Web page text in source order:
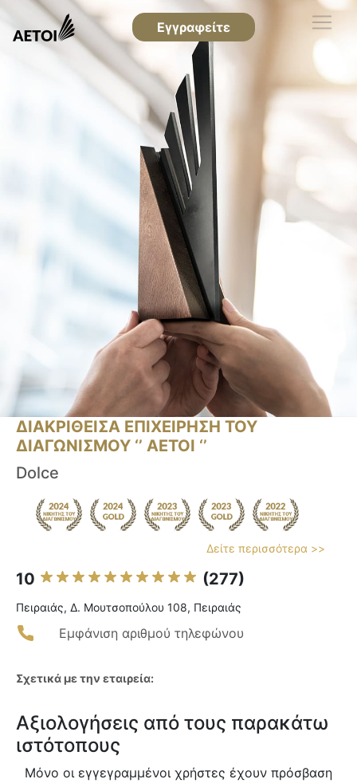
Εγγραφείτε
ΔΙΑΚΡΙΘΕΙΣΑ ΕΠΙΧΕΙΡΗΣΗ ΤΟΥ
ΔΙΑΓΩΝΙΣΜΟΥ ‘’ ΑΕΤΟΙ ‘’
Dolce
Δείτε περισσότερα >>
10 (277)
Πειραιάς, Δ. Μουτσοπούλου 108, Πειραιάς
Εμφάνιση αριθμού τηλεφώνου
Σχετικά με την εταιρεία:
Αξιολογήσεις από τους παρακάτω
ιστότοπους
Μόνο οι εγγεγραμμένοι χρήστες έχουν πρόσβαση